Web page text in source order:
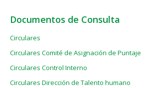
Documentos de Consulta
Circulares
Circulares Comité de Asignación de Puntaje
Circulares Control Interno
Circulares Dirección de Talento humano